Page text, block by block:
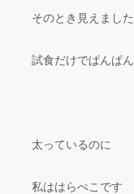
そのとき見えました
試食だけでぱんぱ
太っているのに
私ははらぺこです